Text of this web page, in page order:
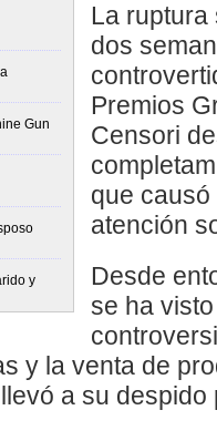
Gun
y
La
dos
Premios
Censori
que
atención
Desde
se ha
y la venta de
a su